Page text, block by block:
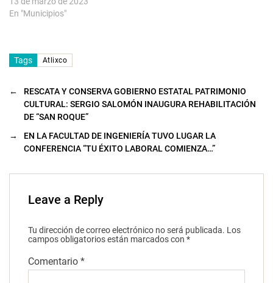
En "Municipios"
Tags Atlixco
←
RESCATA Y CONSERVA GOBIERNO ESTATAL PATRIMONIO
CULTURAL: SERGIO SALOMÓN INAUGURA REHABILITACIÓN
DE “SAN ROQUE”
→
EN LA FACULTAD DE INGENIERÍA TUVO LUGAR LA
CONFERENCIA “TU ÉXITO LABORAL COMIENZA…”
Leave a Reply
Tu dirección de correo electrónico no será publicada. Los
campos obligatorios están marcados con *
Comentario *